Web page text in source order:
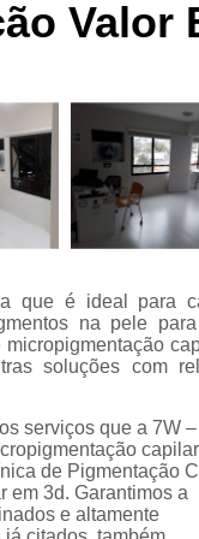
Curso de
Micropigmentação
Curso
Curso
Cursos de
de
Micropigmentação
Capilar
Valor
que é ideal para
na pele
soluções com
serviços que a 7W
de Pigmentação
em 3d. Garantimos a
e altamente